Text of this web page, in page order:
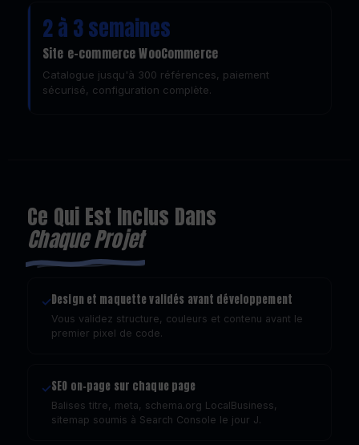
2 à 3 semaines
Site e-commerce WooCommerce
Catalogue jusqu'à 300 références, paiement
sécurisé, configuration complète.
Ce Qui Est Inclus Dans
Chaque Projet
✓Design et maquette validés avant développement
Vous validez structure, couleurs et contenu avant le
premier pixel de code.
✓SEO on-page sur chaque page
Balises titre, meta, schema.org LocalBusiness,
sitemap soumis à Search Console le jour J.